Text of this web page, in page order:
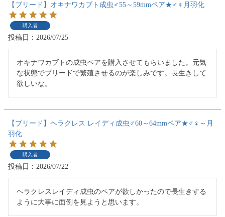
【ブリード】オキナワカブト成虫♂55～59mmペア★♂♀月羽化
購入者
投稿日 2026/07/25
オキナワカブトの成虫ペアを購入させてもらいました。元気
な状態でブリードで繁殖させるのが楽しみです。長生きして
欲しいな。
【ブリード】ヘラクレス レイディ成虫♂60～64mmペア★♂♀～月
羽化
購入者
投稿日 2026/07/22
ヘラクレスレイディ成虫のペアが欲しかったので長生きする
ように大事に面倒を見ようと思います。